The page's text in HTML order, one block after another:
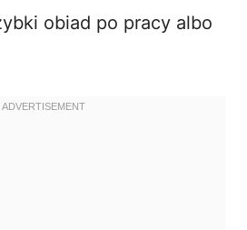
obiad po pracy albo